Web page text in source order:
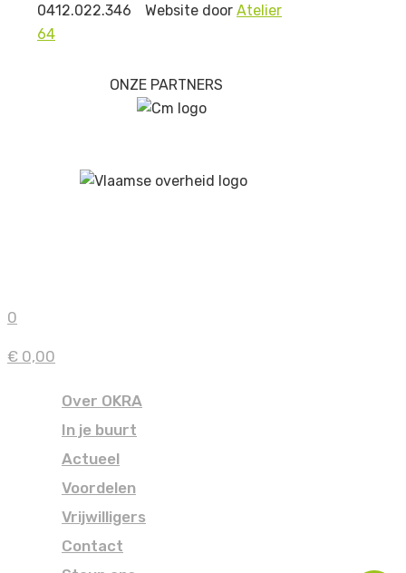
0412.022.346
Website door Atelier
64
ONZE PARTNERS
0
€ 0,00
Over OKRA
In je buurt
Actueel
Voordelen
Vrijwilligers
Contact